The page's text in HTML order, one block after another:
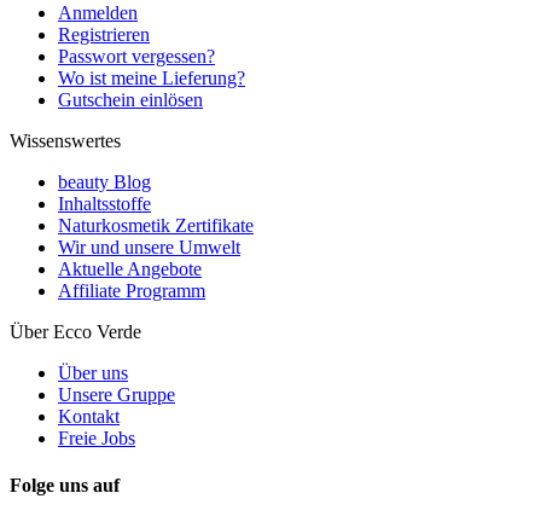
Anmelden
Registrieren
Passwort vergessen?
Wo ist meine Lieferung?
Gutschein einlösen
Wissenswertes
beauty Blog
Inhaltsstoffe
Naturkosmetik Zertifikate
Wir und unsere Umwelt
Aktuelle Angebote
Affiliate Programm
Über Ecco Verde
Über uns
Unsere Gruppe
Kontakt
Freie Jobs
Folge uns auf